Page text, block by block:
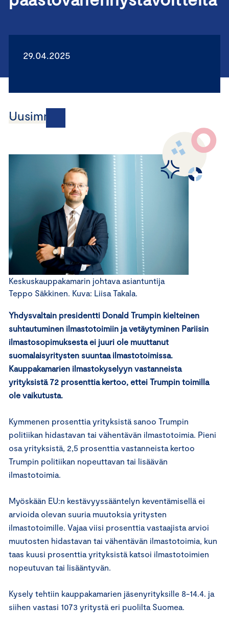
29.04.2025
Uusimmat
Keskuskauppakamarin johtava asiantuntija
Teppo Säkkinen. Kuva: Liisa Takala.
Yhdysvaltain presidentti Donald Trumpin kielteinen
suhtautuminen ilmastotoimiin ja vetäytyminen Pariisin
ilmastosopimuksesta ei juuri ole muuttanut
suomalaisyritysten suuntaa ilmastotoimissa.
Kauppakamarien ilmastokyselyyn vastanneista
yrityksistä 72 prosenttia kertoo, ettei Trumpin toimilla
ole vaikutusta.
Kymmenen prosenttia yrityksistä sanoo Trumpin
politiikan hidastavan tai vähentävän ilmastotoimia. Pieni
osa yrityksistä, 2,5 prosenttia vastanneista kertoo
Trumpin politiikan nopeuttavan tai lisäävän
ilmastotoimia.
Myöskään EU:n kestävyyssääntelyn keventämisellä ei
arvioida olevan suuria muutoksia yritysten
ilmastotoimille. Vajaa viisi prosenttia vastaajista arvioi
muutosten hidastavan tai vähentävän ilmastotoimia, kun
taas kuusi prosenttia yrityksistä katsoi ilmastotoimien
nopeutuvan tai lisääntyvän.
Kysely tehtiin kauppakamarien jäsenyrityksille 8-14.4. ja
siihen vastasi 1073 yritystä eri puolilta Suomea.